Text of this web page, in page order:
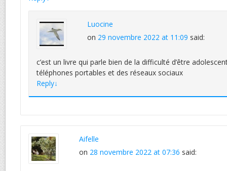
Luocine
on 29 novembre 2022 at 11:09 said:
c’est un livre qui parle bien de la difficulté d’être
téléphones portables et des réseaux sociaux
Reply↓
Aifelle
on 28 novembre 2022 at 07:36 said: